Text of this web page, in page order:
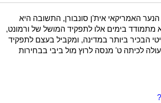
האמריקאי אית'ן סונבורן, התשובה היא
אולי רק בן 14, אבל הוא מתמודד בימים אלו לתפקיד המושל של ורמונט,
הבכיר ביותר במדינה, ומקביל בעצם לתפקיד
לכיתה ט' מנסה לרוץ מול ביבי בבחירות